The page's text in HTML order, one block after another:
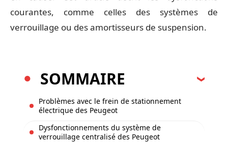
courantes, comme celles des systèmes de
verrouillage ou des amortisseurs de suspension.
SOMMAIRE
Problèmes avec le frein de stationnement
électrique des Peugeot
Dysfonctionnements du système de
verrouillage centralisé des Peugeot